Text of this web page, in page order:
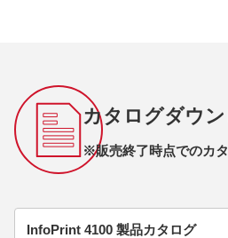
カタログダウ
※販売終了時点でのカタ
InfoPrint 4100 製品カタログ